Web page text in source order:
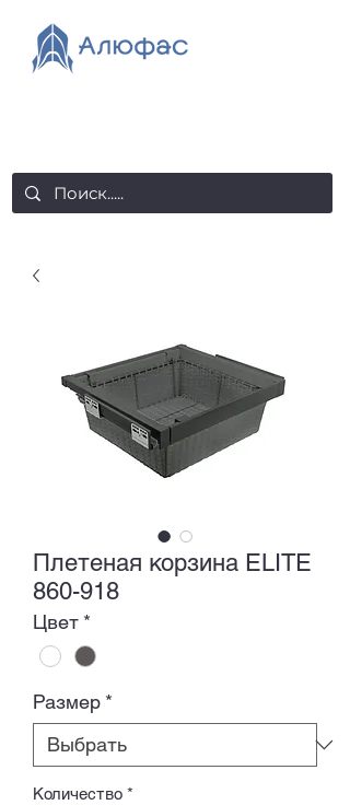
Плетеная корзина ELITE
860-918
Цвет *
Размер *
Количество *